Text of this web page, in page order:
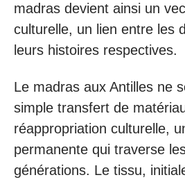
madras devient ainsi un
culturelle, un lien entre les
leurs histoires respectives.
Le madras aux Antilles ne
simple transfert de
réappropriation culturelle,
permanente qui traverse
générations. Le tissu,